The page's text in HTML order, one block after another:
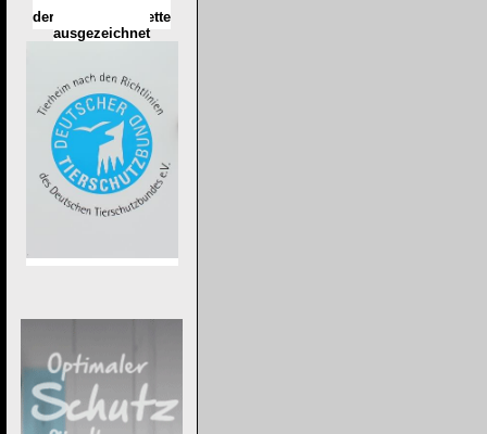
der
Tierheimplakette
ausgezeichnet